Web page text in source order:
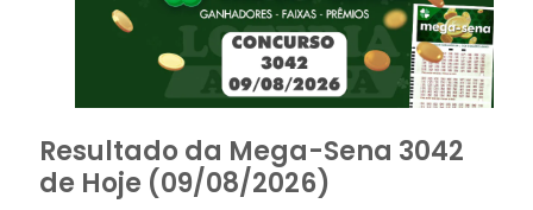
Resultado da Mega-Sena 3042
de Hoje (09/08/2026)